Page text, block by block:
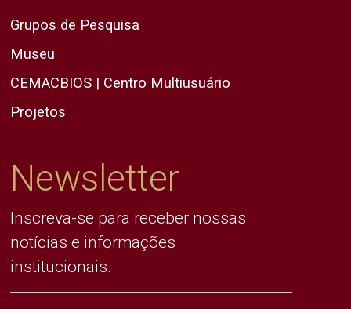
Grupos de Pesquisa
Museu
CEMACBIOS | Centro Multiusuário
Projetos
Newsletter
Inscreva-se para receber nossas
notícias e informações
institucionais.